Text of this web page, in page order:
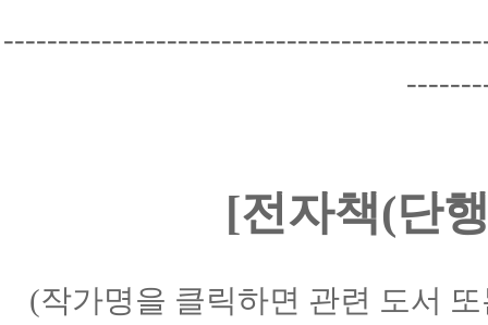
[전자책(단
(작가명을 클릭하면 관련 도서